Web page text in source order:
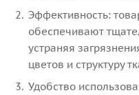
Эффективность:
обеспечивают
устраняя
цветов и структуру
Удобство